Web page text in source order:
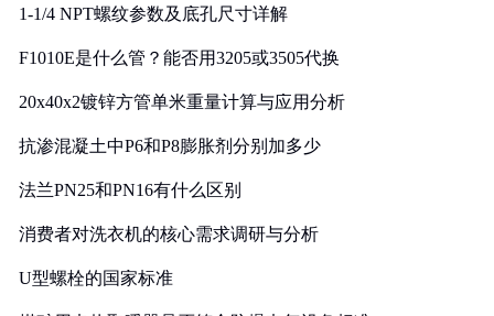
1-1/4 NPT螺纹参数及底孔尺寸详解
F1010E是什么管？能否用3205或3505代换
20x40x2镀锌方管单米重量计算与应用分析
抗渗混凝土中P6和P8膨胀剂分别加多少
法兰PN25和PN16有什么区别
消费者对洗衣机的核心需求调研与分析
U型螺栓的国家标准